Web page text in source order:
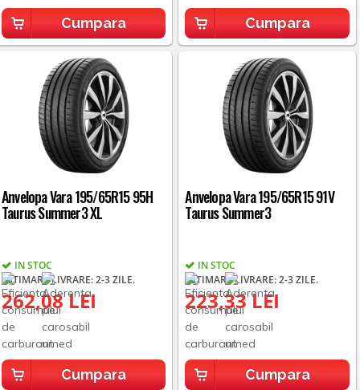
Cumpara Cumpara
Anvelopa Vara 195/65R15 95H
Taurus Summer3 XL
IN STOC
ESTIMARE LIVRARE: 2-3 ZILE.
262,08 LEI
Cumpara
Anvelopa Vara 195/65R15 91V
Taurus Summer3
IN STOC
ESTIMARE LIVRARE: 2-3 ZILE.
223,33 LEI
Cumpara